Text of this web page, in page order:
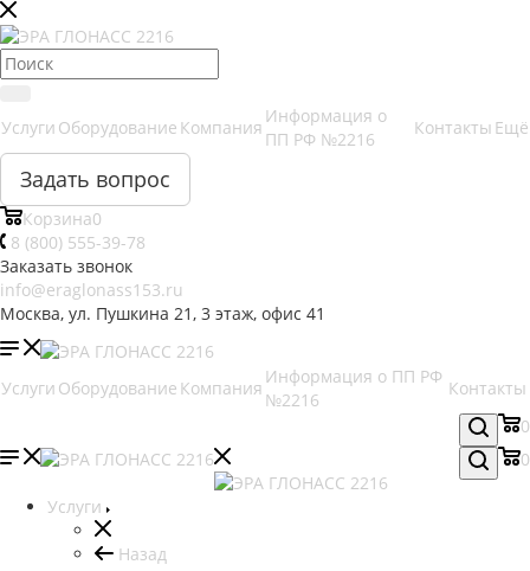
Услуги Оборудование Компания
Информация о
ПП РФ №2216
Контакты Ещё
Задать вопрос
Корзина0
8 (800) 555-39-78
Заказать звонок
info@eraglonass153.ru
Москва, ул. Пушкина 21, 3 этаж, офис 41
Услуги Оборудование Компания
Информация о ПП РФ
№2216
Контакты
0
0
Услуги
Назад